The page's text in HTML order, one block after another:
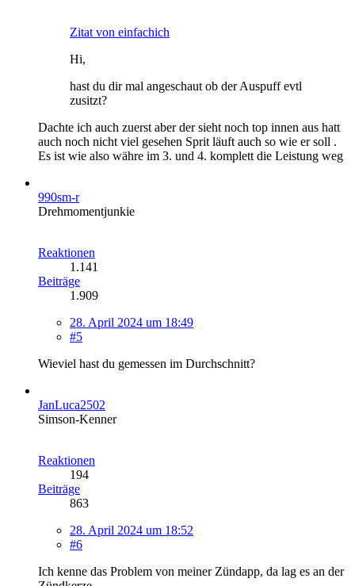
Zitat von einfachich
Hi,
hast du dir mal angeschaut ob der Auspuff evtl
zusitzt?
Dachte ich auch zuerst aber der sieht noch top innen aus hatt
auch noch nicht viel gesehen Sprit läuft auch so wie er soll .
Es ist wie also währe im 3. und 4. komplett die Leistung weg
990sm-r
Drehmomentjunkie
Reaktionen
1.141
Beiträge
1.909
28. April 2024 um 18:49
#5
Wieviel hast du gemessen im Durchschnitt?
JanLuca2502
Simson-Kenner
Reaktionen
194
Beiträge
863
28. April 2024 um 18:52
#6
Ich kenne das Problem von meiner Zündapp, da lag es an der